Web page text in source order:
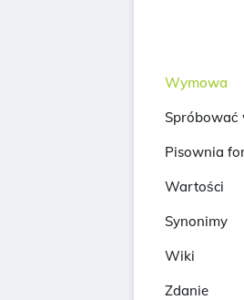
Wymowa
Spróbować
Pisownia
Wartości
Synonimy
Wiki
Zdanie